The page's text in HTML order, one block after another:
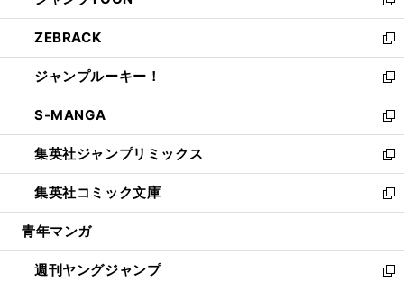
開
く
ウ
で
開
く
ン
ド
ウ
で
開
く
ウ
ィ
ン
ド
ウ
で
開
く
し
い
ウ
ィ
ン
ド
ウ
で
開
く
ZEBRACK
新
し
い
ウ
ィ
ン
ド
ウ
で
開
ジャンプルーキー！
新
し
い
ウ
ィ
ン
ド
ウ
開
く
S-MANGA
新
し
い
ウ
ィ
ン
ウ
で
集英社ジャンプリミックス
新
し
い
ウ
ン
ド
集英社コミック文庫
新
し
ウ
ィ
青年マンガ
週刊ヤングジャンプ
新